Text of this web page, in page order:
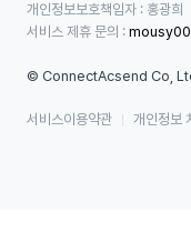
개인정보보호책임자 : 홍광희
서비스 제휴 문의 :
© ConnectAcsend Co,
서비스이용약관 개인정보